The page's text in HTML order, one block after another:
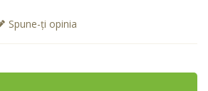
Spune-ţi opinia